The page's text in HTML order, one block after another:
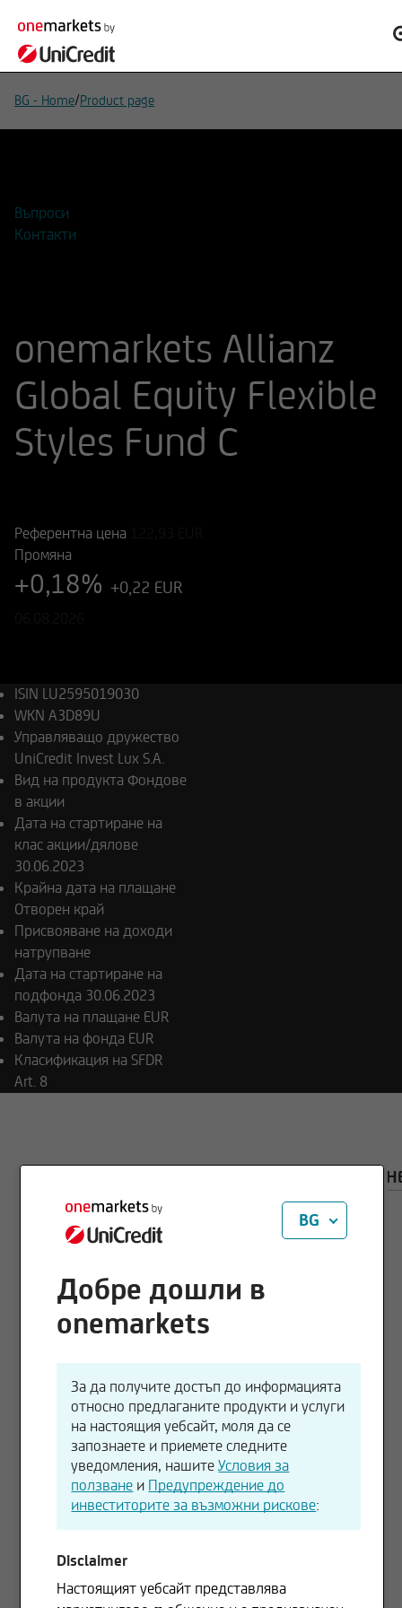
BG - Home/Product page
Въпроси
Контакти
onemarkets Allianz
Global Equity Flexible
Styles Fund C
Референтна цена
Промяна
+0,18% +0,22 EUR
ISIN LU2595019030
WKN A3D89U
Управляващо дружество
UniCredit Invest Lux S.A.
Вид на продукта Фондове
в акции
Дата на стартиране на
клас акции/дялове
30.06.2023
Крайна дата на плащане
Отворен край
Присвояване на доходи
натрупване
Дата на стартиране на
подфонда 30.06.2023
Валута на плащане EUR
Валута на фонда EUR
Класификация на SFDR
Art. 8
01.06.2026 01.07.2026
110,00 EUR
115,00 EUR
125,00 EUR
-0,07 %
+6,70 %
BG
Добре дошли в
onemarkets
За да получите достъп до информацията
относно предлаганите продукти и услуги
на настоящия уебсайт, моля да се
запознаете и приемете следните
уведомления, нашитеУсловия за
ползване и Предупреждение до
инвеститорите за възможни рискове:
Disclaimer
Настоящият уебсайт представлява